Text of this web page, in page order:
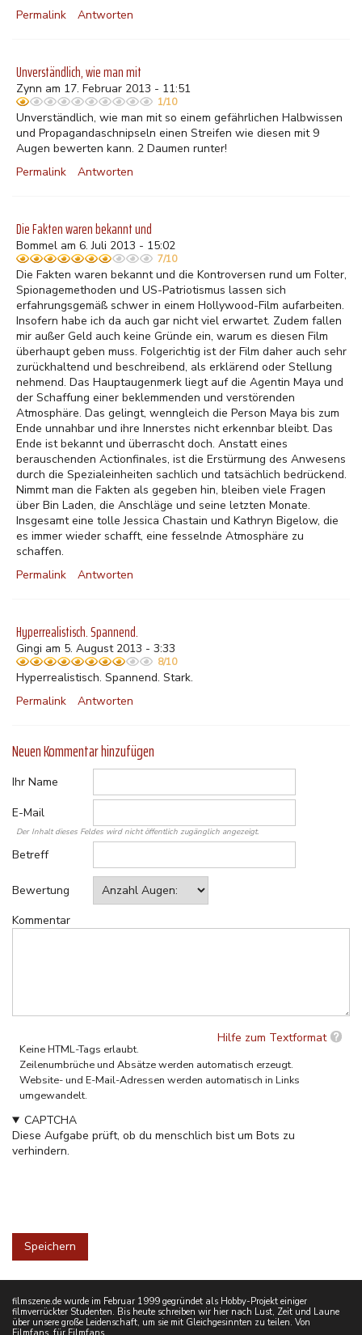
Permalink
Antworten
Unverständlich, wie man mit
Zynn am 17. Februar 2013 - 11:51
1/10
Unverständlich, wie man mit so einem gefährlichen Halbwissen
und Propagandaschnipseln einen Streifen wie diesen mit 9
Augen bewerten kann. 2 Daumen runter!
Permalink
Antworten
Die Fakten waren bekannt und
Bommel am 6. Juli 2013 - 15:02
7/10
Die Fakten waren bekannt und die Kontroversen rund um Folter,
Spionagemethoden und US-Patriotismus lassen sich
erfahrungsgemäß schwer in einem Hollywood-Film aufarbeiten.
Insofern habe ich da auch gar nicht viel erwartet. Zudem fallen
mir außer Geld auch keine Gründe ein, warum es diesen Film
überhaupt geben muss. Folgerichtig ist der Film daher auch sehr
zurückhaltend und beschreibend, als erklärend oder Stellung
nehmend. Das Hauptaugenmerk liegt auf die Agentin Maya und
der Schaffung einer beklemmenden und verstörenden
Atmosphäre. Das gelingt, wenngleich die Person Maya bis zum
Ende unnahbar und ihre Innerstes nicht erkennbar bleibt. Das
Ende ist bekannt und überrascht doch. Anstatt eines
berauschenden Actionfinales, ist die Erstürmung des Anwesens
durch die Spezialeinheiten sachlich und tatsächlich bedrückend.
Nimmt man die Fakten als gegeben hin, bleiben viele Fragen
über Bin Laden, die Anschläge und seine letzten Monate.
Insgesamt eine tolle Jessica Chastain und Kathryn Bigelow, die
es immer wieder schafft, eine fesselnde Atmosphäre zu
schaffen.
Permalink
Antworten
Hyperrealistisch. Spannend.
Gingi am 5. August 2013 - 3:33
8/10
Hyperrealistisch. Spannend. Stark.
Permalink
Antworten
Neuen Kommentar hinzufügen
Ihr Name
E-Mail
Der Inhalt dieses Feldes wird nicht öffentlich zugänglich angezeigt.
Betreff
Bewertung
Kommentar
Hilfe zum Textformat
Keine HTML-Tags erlaubt.
Zeilenumbrüche und Absätze werden automatisch erzeugt.
Website- und E-Mail-Adressen werden automatisch in Links
umgewandelt.
CAPTCHA
Diese Aufgabe prüft, ob du menschlich bist um Bots zu
verhindern.
filmszene.de wurde im Februar 1999 gegründet als Hobby-Projekt einiger
filmverrückter Studenten. Bis heute schreiben wir hier nach Lust, Zeit und Laune
über unsere große Leidenschaft, um sie mit Gleichgesinnten zu teilen. Von